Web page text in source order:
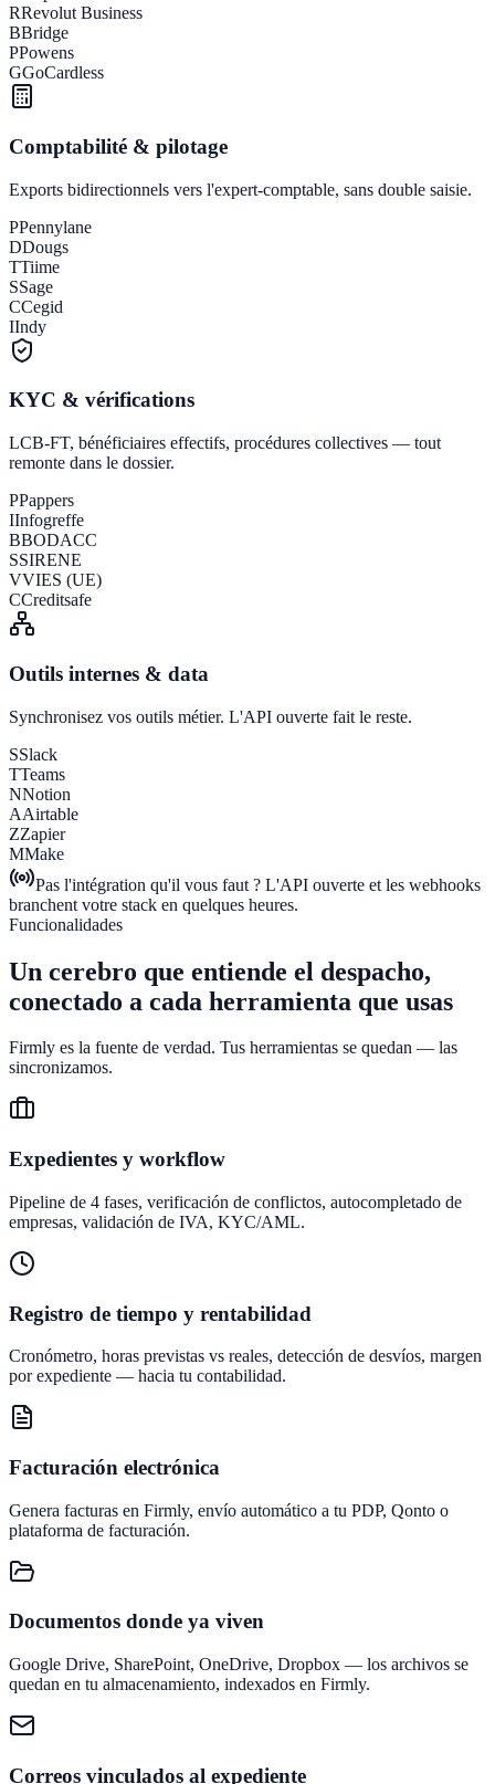
RRevolut Business
BBridge
PPowens
GGoCardless
Comptabilité & pilotage
Exports bidirectionnels vers l'expert-comptable, sans double saisie.
PPennylane
DDougs
TTiime
SSage
CCegid
IIndy
KYC & vérifications
LCB-FT, bénéficiaires effectifs, procédures collectives — tout
remonte dans le dossier.
PPappers
IInfogreffe
BBODACC
SSIRENE
VVIES (UE)
CCreditsafe
Outils internes & data
Synchronisez vos outils métier. L'API ouverte fait le reste.
SSlack
TTeams
NNotion
AAirtable
ZZapier
MMake
Pas l'intégration qu'il vous faut ? L'API ouverte et les webhooks
branchent votre stack en quelques heures.
Funcionalidades
Un cerebro que entiende el despacho,
conectado a cada herramienta que usas
Firmly es la fuente de verdad. Tus herramientas se quedan — las
sincronizamos.
Expedientes y workflow
Pipeline de 4 fases, verificación de conflictos, autocompletado de
empresas, validación de IVA, KYC/AML.
Registro de tiempo y rentabilidad
Cronómetro, horas previstas vs reales, detección de desvíos, margen
por expediente — hacia tu contabilidad.
Facturación electrónica
Genera facturas en Firmly, envío automático a tu PDP, Qonto o
plataforma de facturación.
Documentos donde ya viven
Google Drive, SharePoint, OneDrive, Dropbox — los archivos se
quedan en tu almacenamiento, indexados en Firmly.
Correos vinculados al expediente